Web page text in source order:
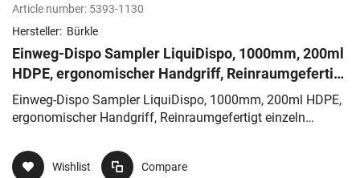
Article number: 5393-1130
Hersteller: Bürkle
Einweg-Dispo Sampler LiquiDispo, 1000mm, 200ml
HDPE, ergonomischer Handgriff, Reinraumgefertigt
einzeln verpackt Standar
Einweg-Dispo Sampler LiquiDispo, 1000mm, 200ml HDPE,
ergonomischer Handgriff, Reinraumgefertigt einzeln
Wishlist Compare